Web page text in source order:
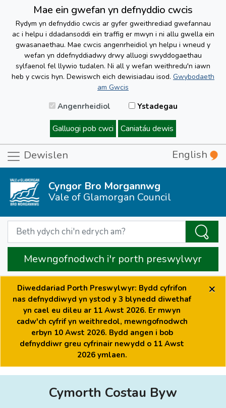
Mae ein gwefan yn defnyddio cwcis
Rydym yn defnyddio cwcis ar gyfer gweithrediad gwefannau
ac i helpu i ddadansoddi ein traffig er mwyn i ni allu gwella ein
gwasanaethau. Mae cwcis angenrheidiol yn helpu i wneud y
wefan yn ddefnyddiadwy drwy alluogi swyddogaethau
sylfaenol fel llywio tudalen. Ni all y wefan weithredu'n iawn
heb y cwcis hyn. Dewiswch eich dewisiadau isod. Gwybodaeth
am Gwcis
Angenrheidiol Ystadegau
Galluogi pob cwci Caniatáu dewis
Dewislen English
Cyngor Bro Morgannwg
Vale of Glamorgan Council
Mewngofnodwch i'r porth preswylwyr
Diweddariad Porth Preswylwyr: Bydd cyfrifon
nas defnyddiwyd yn ystod y 3 blynedd diwethaf
yn cael eu dileu ar 11 Awst 2026. Er mwyn
cadw'ch cyfrif yn weithredol, mewngofnodwch
erbyn 10 Awst 2026. Bydd angen i bob
defnyddiwr greu cyfrinair newydd o 11 Awst
2026 ymlaen.
×
Cymorth Costau Byw